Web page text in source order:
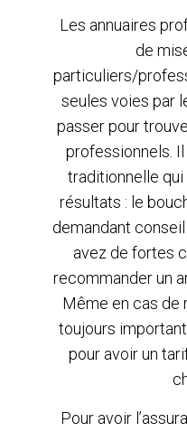
Les annuaires
de
particuliers/
seules voies par
passer pour
professionnels.
traditionnelle
résultats : le
demandant
avez de fortes
recommander un
Même en cas de
toujours
pour avoir un
Pour avoir